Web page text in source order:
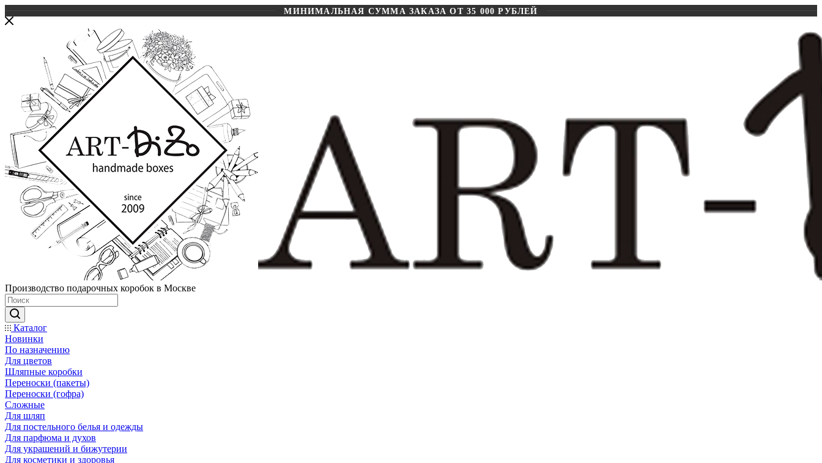
МИНИМАЛЬНАЯ СУММА ЗАКАЗА ОТ 35 000 РУБЛЕЙ
Производство подарочных коробок в Москве
Каталог
Новинки
По назначению
Для цветов
Шляпные коробки
Переноски (пакеты)
Переноски (гофра)
Сложные
Для шляп
Для постельного белья и одежды
Для парфюма и духов
Для украшений и бижутерии
Для косметики и здоровья